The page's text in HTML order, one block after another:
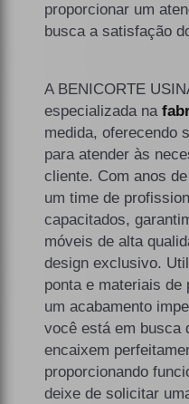
proporcionar um
busca a satisfação
A BENICORTE
especializada na
medida, oferecendo
para atender às
cliente. Com anos
um time de
capacitados,
móveis de alta
design exclusivo.
ponta e materiais de
um acabamento
você está em busca
encaixem
proporcionando
deixe de solicitar